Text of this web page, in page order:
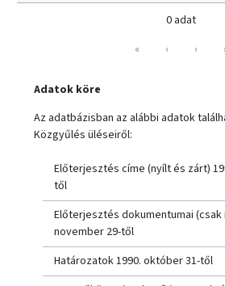
0 adat
«
‹ ›
Adatok köre
Az adatbázisban az alábbi adatok
Közgyűlés üléseiről:
Előterjesztés címe (nyílt és zárt)
től
Előterjesztés dokumentumai (csak
november 29-től
Határozatok 1990. október 31-től